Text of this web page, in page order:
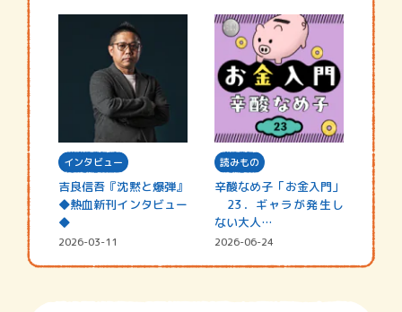
インタビュー
吉良信吾『沈黙と爆弾』
◆熱血新刊インタビュー
◆
2026-03-11
読みもの
辛酸なめ子「お金入門」
23．ギャラが発生し
ない大人…
2026-06-24